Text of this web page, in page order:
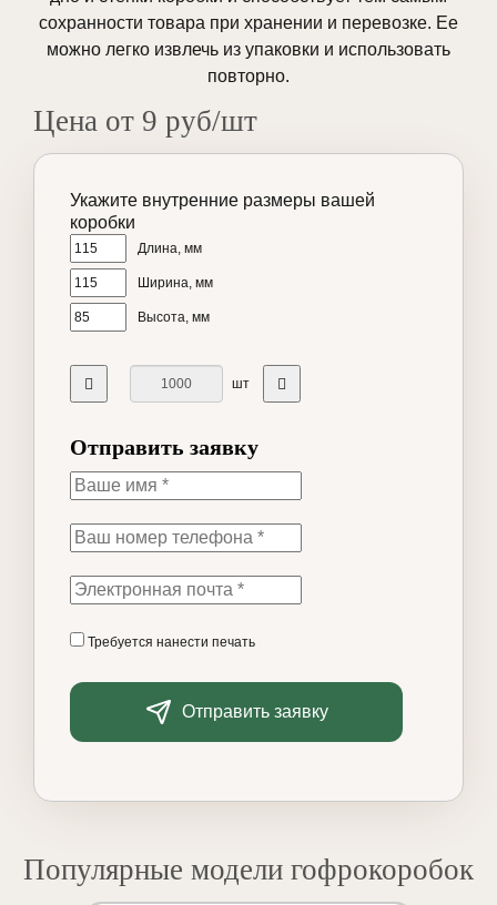
сохранности товара при хранении и перевозке. Ее
можно легко извлечь из упаковки и использовать
повторно.
Цена от 9 руб/шт
Укажите внутренние размеры вашей
коробки
Длина, мм
Ширина, мм
Высота, мм
шт
Отправить заявку
Требуется нанести печать
Отправить заявку
Популярные модели гофрокоробок